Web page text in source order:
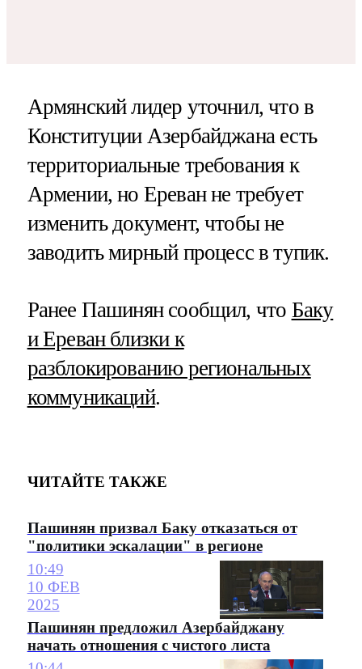
Армянский лидер уточнил, что в
Конституции Азербайджана есть
территориальные требования к
Армении, но Ереван не требует
изменить документ, чтобы не
заводить мирный процесс в тупик.
Ранее Пашинян сообщил, что Баку
и Ереван близки к
разблокированию региональных
коммуникаций.
ЧИТАЙТЕ ТАКЖЕ
Пашинян призвал Баку отказаться от
"политики эскалации" в регионе
10:49
10 ФЕВ
2025
Пашинян предложил Азербайджану
начать отношения с чистого листа